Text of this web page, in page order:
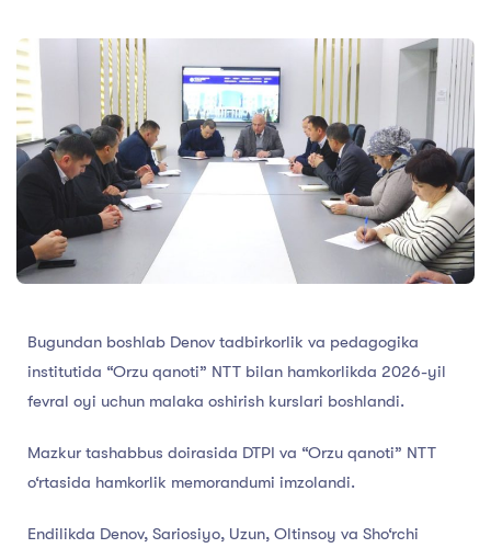
Bugundan boshlab Denov tadbirkorlik va pedagogika
institutida “Orzu qanoti” NTT bilan hamkorlikda 2026-yil
fevral oyi uchun malaka oshirish kurslari boshlandi.
Mazkur tashabbus doirasida DTPI va “Orzu qanoti” NTT
o‘rtasida hamkorlik memorandumi imzolandi.
Endilikda Denov, Sariosiyo, Uzun, Oltinsoy va Sho‘rchi